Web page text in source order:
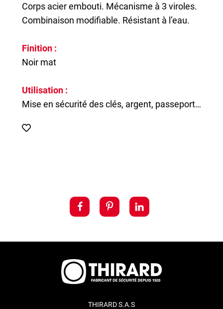
Corps acier embouti. Mécanisme à 3 viroles.
Combinaison modifiable. Résistant à l’eau.
Finition :
Noir mat
Utilisation :
Mise en sécurité des clés, argent, passeport…
THIRARD S.A.S